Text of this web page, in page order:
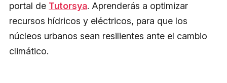
portal de Tutorsya. Aprenderás a optimizar
recursos hídricos y eléctricos, para que los
núcleos urbanos sean resilientes ante el cambio
climático.